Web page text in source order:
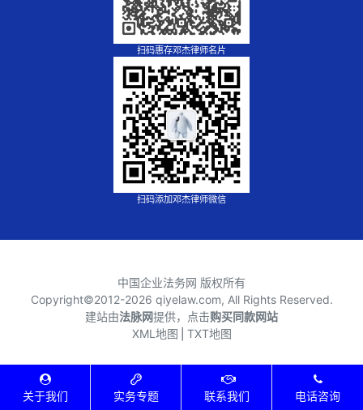
扫码惠存邓杰律师名片
扫码添加邓杰律师微信
中国企业法务网 版权所有
Copyright©2012-2026 qiyelaw.com, All Rights Reserved.
建站由法脉网提供，点击购买同款网站
XML地图 TXT地图
关于我们 实务专题 联系我们 电话咨询